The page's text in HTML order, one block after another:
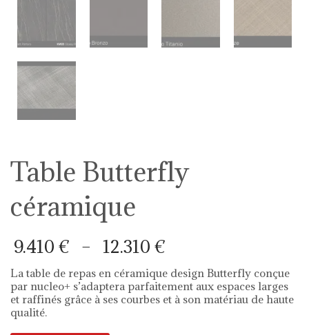
Table Butterfly
céramique
9.410 € – 12.310 €
prix :
9.410 €
à
12.310 €
La table de repas en céramique design Butterfly conçue
par nucleo+ s’adaptera parfaitement aux espaces larges
et raffinés grâce à ses courbes et à son matériau de haute
qualité.